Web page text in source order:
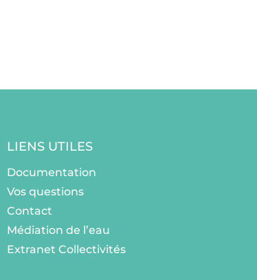
LIENS UTILES
Documentation
Vos questions
Contact
Médiation de l’eau
Extranet Collectivités